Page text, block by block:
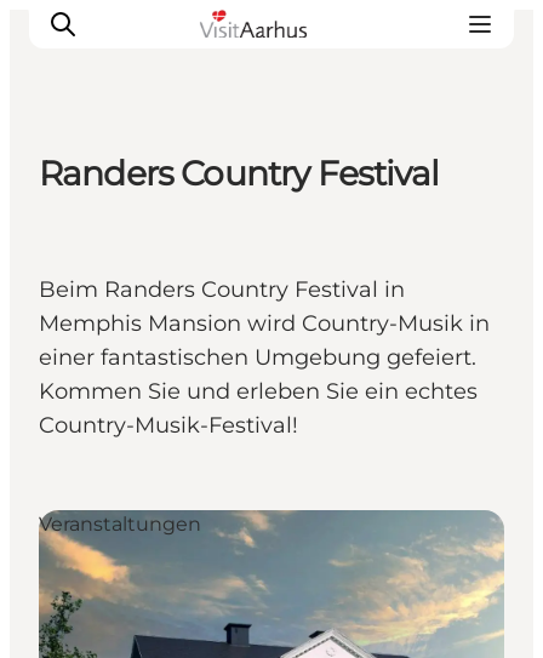
Städte und Regionen
Reiseplanung
Transport
Randers Country Festival
Beim Randers Country Festival in
Memphis Mansion wird Country-Musik in
einer fantastischen Umgebung gefeiert.
Kommen Sie und erleben Sie ein echtes
Country-Musik-Festival!
Veranstaltungen